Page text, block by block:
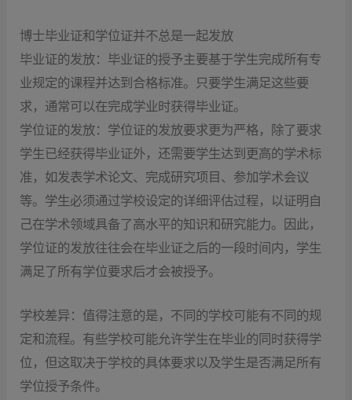
博士毕业证和学位证并不总是一起发放
毕业证的发放：毕业证的授予主要基于学生完成所有专
业规定的课程并达到合格标准。只要学生满足这些要
求，通常可以在完成学业时获得毕业证。
学位证的发放：学位证的发放要求更为严格，除了要求
学生已经获得毕业证外，还需要学生达到更高的学术标
准，如发表学术论文、完成研究项目、参加学术会议
等。学生必须通过学校设定的详细评估过程，以证明自
己在学术领域具备了高水平的知识和研究能力。因此，
学位证的发放往往会在毕业证之后的一段时间内，学生
满足了所有学位要求后才会被授予。
学校差异：值得注意的是，不同的学校可能有不同的规
定和流程。有些学校可能允许学生在毕业的同时获得学
位，但这取决于学校的具体要求以及学生是否满足所有
学位授予条件。